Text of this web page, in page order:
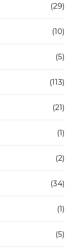
(29)
(10)
(5)
(113)
(21)
(1)
(2)
(34)
(1)
(5)